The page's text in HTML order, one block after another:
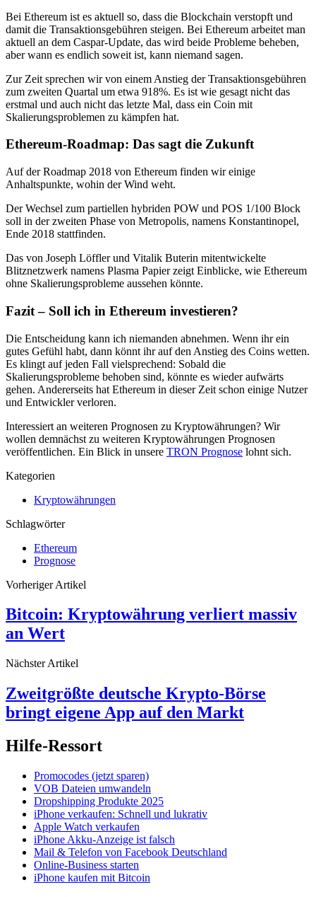
Bei Ethereum ist es aktuell so, dass die Blockchain verstopft und
damit die Transaktionsgebühren steigen. Bei Ethereum arbeitet man
aktuell an dem Caspar-Update, das wird beide Probleme beheben,
aber wann es endlich soweit ist, kann niemand sagen.
Zur Zeit sprechen wir von einem Anstieg der Transaktionsgebühren
zum zweiten Quartal um etwa 918%. Es ist wie gesagt nicht das
erstmal und auch nicht das letzte Mal, dass ein Coin mit
Skalierungsproblemen zu kämpfen hat.
Ethereum-Roadmap: Das sagt die Zukunft
Auf der Roadmap 2018 von Ethereum finden wir einige
Anhaltspunkte, wohin der Wind weht.
Der Wechsel zum partiellen hybriden POW und POS 1/100 Block
soll in der zweiten Phase von Metropolis, namens Konstantinopel,
Ende 2018 stattfinden.
Das von Joseph Löffler und Vitalik Buterin mitentwickelte
Blitznetzwerk namens Plasma Papier zeigt Einblicke, wie Ethereum
ohne Skalierungsprobleme aussehen könnte.
Fazit – Soll ich in Ethereum investieren?
Die Entscheidung kann ich niemanden abnehmen. Wenn ihr ein
gutes Gefühl habt, dann könnt ihr auf den Anstieg des Coins wetten.
Es klingt auf jeden Fall vielsprechend: Sobald die
Skalierungsprobleme behoben sind, könnte es wieder aufwärts
gehen. Andererseits hat Ethereum in dieser Zeit schon einige Nutzer
und Entwickler verloren.
Interessiert an weiteren Prognosen zu Kryptowährungen? Wir
wollen demnächst zu weiteren Kryptowährungen Prognosen
veröffentlichen. Ein Blick in unsere TRON Prognose lohnt sich.
Kategorien
Kryptowährungen
Schlagwörter
Ethereum
Prognose
Vorheriger Artikel
Bitcoin: Kryptowährung verliert massiv
an Wert
Nächster Artikel
Zweitgrößte deutsche Krypto-Börse
bringt eigene App auf den Markt
Hilfe-Ressort
Promocodes (jetzt sparen)
VOB Dateien umwandeln
Dropshipping Produkte 2025
iPhone verkaufen: Schnell und lukrativ
Apple Watch verkaufen
iPhone Akku-Anzeige ist falsch
Mail & Telefon von Facebook Deutschland
Online-Business starten
iPhone kaufen mit Bitcoin